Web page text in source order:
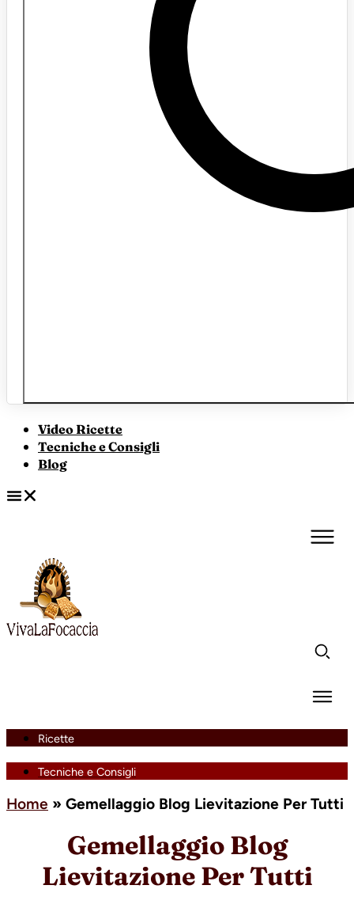
Video Ricette
Tecniche e Consigli
Blog
Ricette
Tecniche e Consigli
Home » Gemellaggio Blog Lievitazione Per Tutti
Gemellaggio Blog
Lievitazione Per Tutti